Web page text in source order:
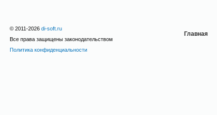
© 2011-2026 di-soft.ru
Все права защищены законодательством
Политика конфиденциальности
Главная